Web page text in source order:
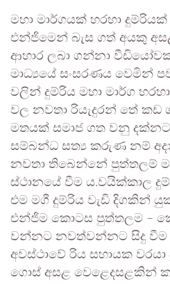
මහා මාර්ගයක් හරහා
එන්ජිමෙන් බැස ගත් අයකු
ආහාර ලබා ගන්නා
මාධ්‍යයේ සංසරණය වෙමින්
වලින් දුම්රිය මහා මාර්ග
වල නවතා රියැදුරන් තේ කඩ
මතයක් සමාජ ගත වනු
සම්බන්ධ සත්‍ය කරුණ නම්
නවතා තිබෙන්නේ පුත්තලම්
ස්ථානයේ වීම ය.වයික්කාල
එම මගී දුම්රිය වැඩි දිගකින්
එන්ජිම කොටස පුත්තලම –
වන්නට නවත්වන්නට සිදු වීම
අවස්ථාවේ රිය සහායක
ගොස් අසළ වෙළෙදසළකින්